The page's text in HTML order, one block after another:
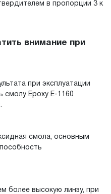
в пропорции 3 к
внимание при
при эксплуатации
смолу Epoxy E-1160
смола, основным
более высокую линзу, при